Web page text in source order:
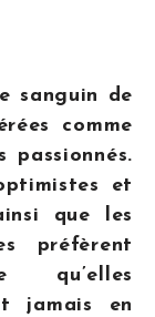
sanguin de
comme
et
que les
préfèrent
qu’elles
jamais en